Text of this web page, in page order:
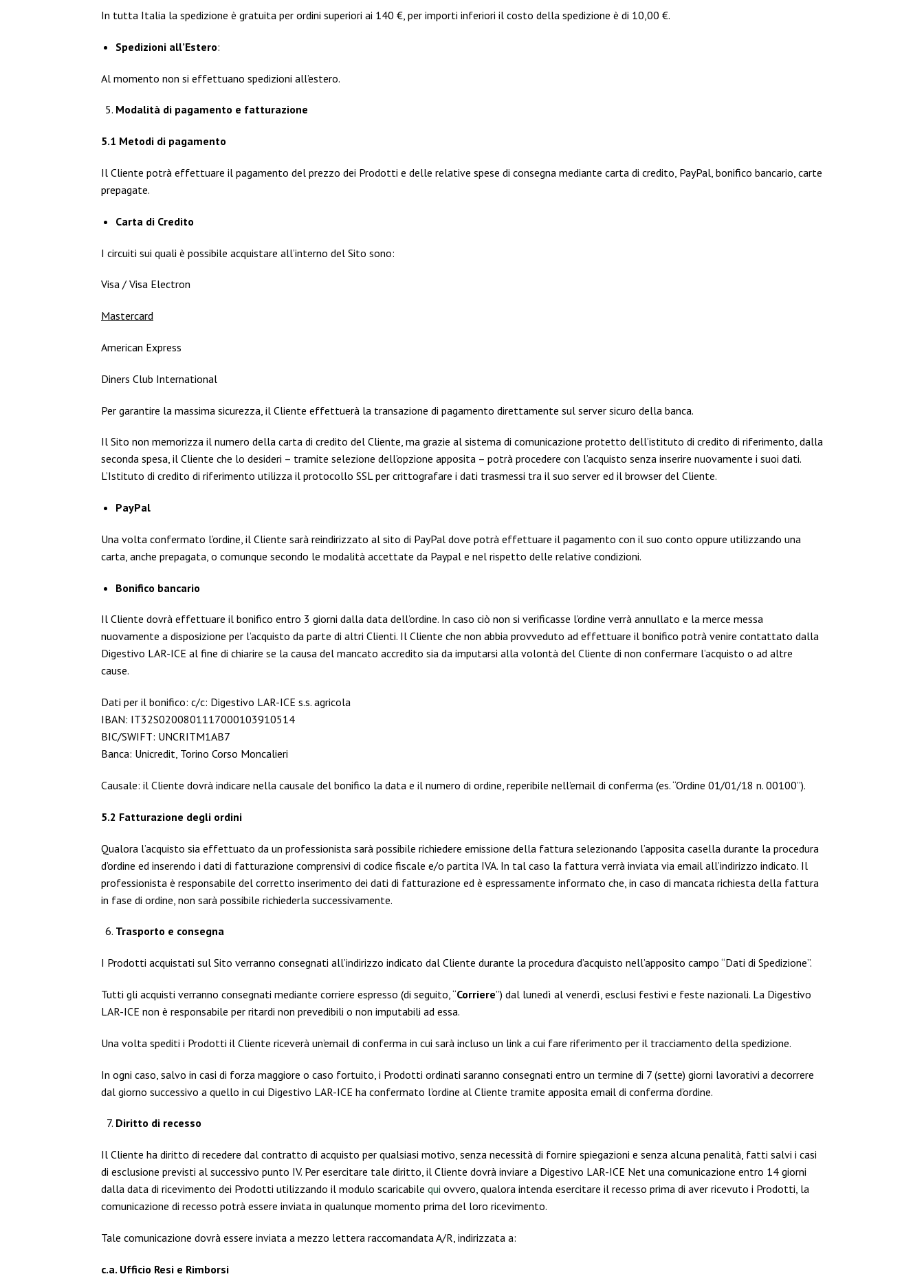
In tutta Italia la spedizione è gratuita per ordini superiori ai 140 €, per importi inferiori il costo della spedizione è di 10,00 €.
Spedizioni all’Estero:
Al momento non si effettuano spedizioni all’estero.
Modalità di pagamento e fatturazione
5.1 Metodi di pagamento
Il Cliente potrà effettuare il pagamento del prezzo dei Prodotti e delle relative spese di consegna mediante carta di credito, PayPal, bonifico bancario, carte
prepagate.
Carta di Credito
I circuiti sui quali è possibile acquistare all’interno del Sito sono:
Visa / Visa Electron
Mastercard
American Express
Diners Club International
Per garantire la massima sicurezza, il Cliente effettuerà la transazione di pagamento direttamente sul server sicuro della banca.
Il Sito non memorizza il numero della carta di credito del Cliente, ma grazie al sistema di comunicazione protetto dell’istituto di credito di riferimento, dalla
seconda spesa, il Cliente che lo desideri – tramite selezione dell’opzione apposita – potrà procedere con l’acquisto senza inserire nuovamente i suoi dati.
L’Istituto di credito di riferimento utilizza il protocollo SSL per crittografare i dati trasmessi tra il suo server ed il browser del Cliente.
PayPal
Una volta confermato l’ordine, il Cliente sarà reindirizzato al sito di PayPal dove potrà effettuare il pagamento con il suo conto oppure utilizzando una
carta, anche prepagata, o comunque secondo le modalità accettate da Paypal e nel rispetto delle relative condizioni.
Bonifico bancario
Il Cliente dovrà effettuare il bonifico entro 3 giorni dalla data dell’ordine. In caso ciò non si verificasse l’ordine verrà annullato e la merce messa
nuovamente a disposizione per l’acquisto da parte di altri Clienti. Il Cliente che non abbia provveduto ad effettuare il bonifico potrà venire contattato dalla
Digestivo LAR-ICE al fine di chiarire se la causa del mancato accredito sia da imputarsi alla volontà del Cliente di non confermare l’acquisto o ad altre
cause.
Dati per il bonifico: c/c: Digestivo LAR-ICE s.s. agricola
IBAN: IT32S0200801117000103910514
BIC/SWIFT: UNCRITM1AB7
Banca: Unicredit, Torino Corso Moncalieri
Causale: il Cliente dovrà indicare nella causale del bonifico la data e il numero di ordine, reperibile nell’email di conferma (es. “Ordine 01/01/18 n. 00100”).
5.2 Fatturazione degli ordini
Qualora l’acquisto sia effettuato da un professionista sarà possibile richiedere emissione della fattura selezionando l’apposita casella durante la procedura
d’ordine ed inserendo i dati di fatturazione comprensivi di codice fiscale e/o partita IVA. In tal caso la fattura verrà inviata via email all’indirizzo indicato. Il
professionista è responsabile del corretto inserimento dei dati di fatturazione ed è espressamente informato che, in caso di mancata richiesta della fattura
in fase di ordine, non sarà possibile richiederla successivamente.
Trasporto e consegna
I Prodotti acquistati sul Sito verranno consegnati all’indirizzo indicato dal Cliente durante la procedura d’acquisto nell’apposito campo “Dati di Spedizione”.
Tutti gli acquisti verranno consegnati mediante corriere espresso (di seguito, “Corriere”) dal lunedì al venerdì, esclusi festivi e feste nazionali. La Digestivo
LAR-ICE non è responsabile per ritardi non prevedibili o non imputabili ad essa.
Una volta spediti i Prodotti il Cliente riceverà un’email di conferma in cui sarà incluso un link a cui fare riferimento per il tracciamento della spedizione.
In ogni caso, salvo in casi di forza maggiore o caso fortuito, i Prodotti ordinati saranno consegnati entro un termine di 7 (sette) giorni lavorativi a decorrere
dal giorno successivo a quello in cui Digestivo LAR-ICE ha confermato l’ordine al Cliente tramite apposita email di conferma d’ordine.
Diritto di recesso
Il Cliente ha diritto di recedere dal contratto di acquisto per qualsiasi motivo, senza necessità di fornire spiegazioni e senza alcuna penalità, fatti salvi i casi
di esclusione previsti al successivo punto IV. Per esercitare tale diritto, il Cliente dovrà inviare a Digestivo LAR-ICE Net una comunicazione entro 14 giorni
dalla data di ricevimento dei Prodotti utilizzando il modulo scaricabile qui ovvero, qualora intenda esercitare il recesso prima di aver ricevuto i Prodotti, la
comunicazione di recesso potrà essere inviata in qualunque momento prima del loro ricevimento.
Tale comunicazione dovrà essere inviata a mezzo lettera raccomandata A/R, indirizzata a:
c.a. Ufficio Resi e Rimborsi